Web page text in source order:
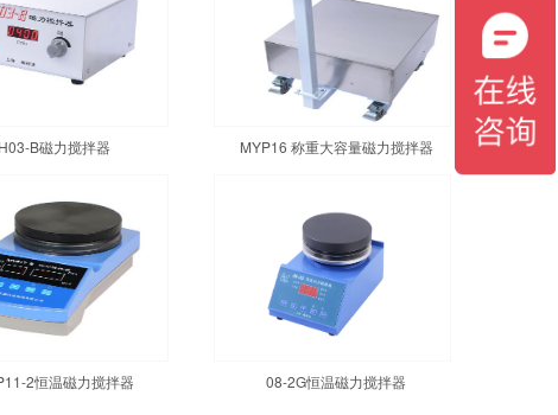
H03-B磁力搅拌器 MYP16 称重大容量磁力搅拌器
2恒温磁力搅拌器 08-2G恒温磁力搅拌器